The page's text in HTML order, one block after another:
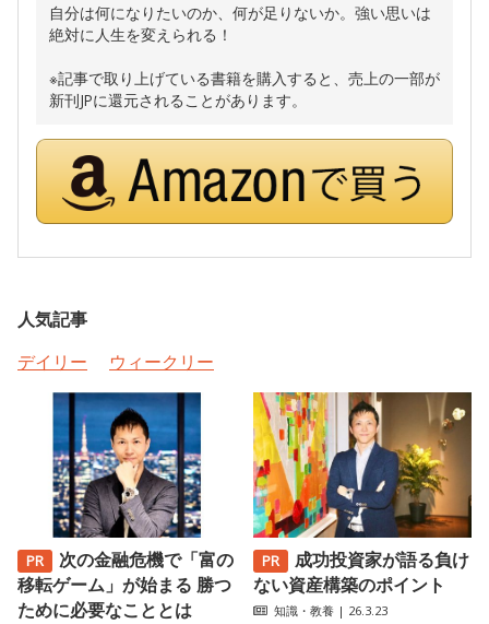
自分は何になりたいのか、何が足りないか。強い思いは
絶対に人生を変えられる！
※記事で取り上げている書籍を購入すると、売上の一部が
新刊JPに還元されることがあります。
人気記事
デイリー
ウィークリー
次の金融危機で「富の
移転ゲーム」が始まる 勝つ
ために必要なこととは
成功投資家が語る負け
ない資産構築のポイント
知識・教養 | 26.3.23